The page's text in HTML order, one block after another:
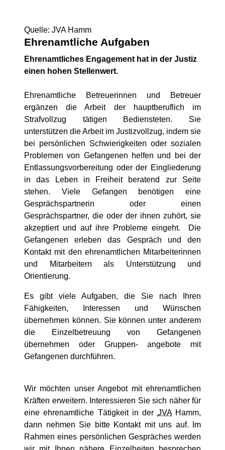
Quelle: JVA Hamm
Ehrenamtliche Aufgaben
Ehrenamtliches Engagement hat in der Justiz
einen hohen Stellenwert.
Ehrenamtliche Betreuerinnen und Betreuer
ergänzen die Arbeit der hauptberuflich im
Strafvollzug tätigen Bediensteten. Sie
unterstützen die Arbeit im Justizvollzug, indem sie
bei persönlichen Schwierigkeiten oder sozialen
Problemen von Gefangenen helfen und bei der
Entlassungsvorbereitung oder der Eingliederung
in das Leben in Freiheit beratend zur Seite
stehen. Viele Gefangen benötigen eine
Gesprächspartnerin oder einen
Gesprächspartner, die oder der ihnen zuhört, sie
akzeptiert und auf ihre Probleme eingeht. Die
Gefangenen erleben das Gespräch und den
Kontakt mit den ehrenamtlichen Mitarbeiterinnen
und Mitarbeitern als Unterstützung und
Orientierung.
Es gibt viele Aufgaben, die Sie nach Ihren
Fähigkeiten, Interessen und Wünschen
übernehmen können. Sie können unter anderem
die Einzelbetreuung von Gefangenen
übernehmen oder Gruppen- angebote mit
Gefangenen durchführen.
Wir möchten unser Angebot mit ehrenamtlichen
Kräften erweitern. Interessieren Sie sich näher für
eine ehrenamtliche Tätigkeit in der JVAHamm,
dann nehmen Sie bitte Kontakt mit uns auf. Im
Rahmen eines persönlichen Gespräches werden